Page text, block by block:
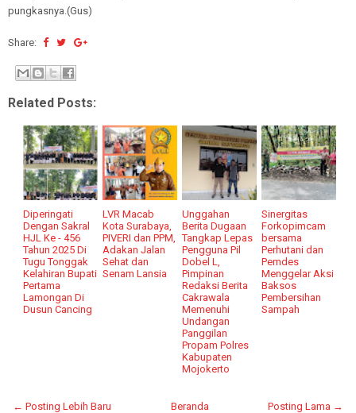
pungkasnya.(Gus)
Share:
Related Posts:
Diperingati
Dengan Sakral
HJL Ke - 456
Tahun 2025 Di
Tugu Tonggak
Kelahiran Bupati
Pertama
Lamongan Di
Dusun Cancing
LVR Macab
Kota Surabaya,
PIVERI dan PPM,
Adakan Jalan
Sehat dan
Senam Lansia
Unggahan
Berita Dugaan
Tangkap Lepas
Pengguna Pil
Dobel L,
Pimpinan
Redaksi Berita
Cakrawala
Memenuhi
Undangan
Panggilan
Propam Polres
Kabupaten
Mojokerto
Sinergitas
Forkopimcam
bersama
Perhutani dan
Pemdes
Menggelar Aksi
Baksos
Pembersihan
Sampah
← Posting Lebih Baru Posting Lama →
Beranda